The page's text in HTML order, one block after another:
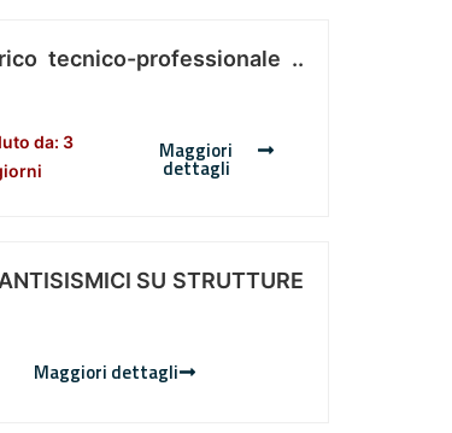
tecnico-professionale ..
da: 3
Maggiori
dettagli
SU STRUTTURE
Maggiori dettagli